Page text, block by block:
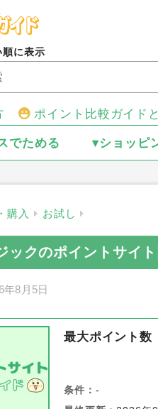
順に表示
ポイント比較ガイド
でためる ▾ショッピ
購入 お試し
ックのポイントサイ
年8月5日
最大ポイント数
条件： -